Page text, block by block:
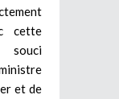
cette
et de